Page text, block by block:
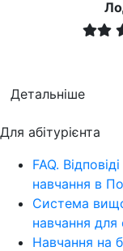
Детальніше
Для абітурієнта
FAQ.
навчання в
Система
навчання для
Навчання на